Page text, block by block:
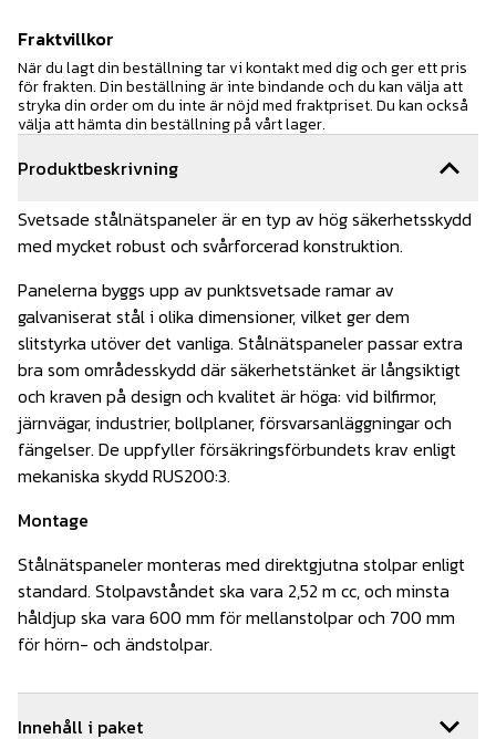
Produktbeskrivning
Svetsade stålnätspaneler är en typ av hög säkerhetsskydd
med mycket robust och svårforcerad konstruktion.
Panelerna byggs upp av punktsvetsade ramar av
galvaniserat stål i olika dimensioner, vilket ger dem
slitstyrka utöver det vanliga. Stålnätspaneler passar extra
bra som områdesskydd där säkerhetstänket är långsiktigt
och kraven på design och kvalitet är höga: vid bilfirmor,
järnvägar, industrier, bollplaner, försvarsanläggningar och
fängelser. De uppfyller försäkringsförbundets krav enligt
mekaniska skydd RUS200:3.
Montage
Stålnätspaneler monteras med direktgjutna stolpar enligt
standard. Stolpavståndet ska vara 2,52 m cc, och minsta
håldjup ska vara 600 mm för mellanstolpar och 700 mm
för hörn- och ändstolpar.
Innehåll i paket
Fraktvillkor
När du lagt din beställning tar vi kontakt med dig och ger ett pris
för frakten. Din beställning är inte bindande och du kan välja att
stryka din order om du inte är nöjd med fraktpriset. Du kan också
välja att hämta din beställning på vårt lager.